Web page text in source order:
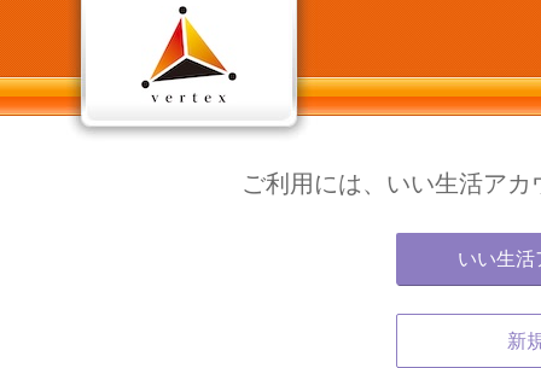
ご利用には、いい生活ア
いい生活
新